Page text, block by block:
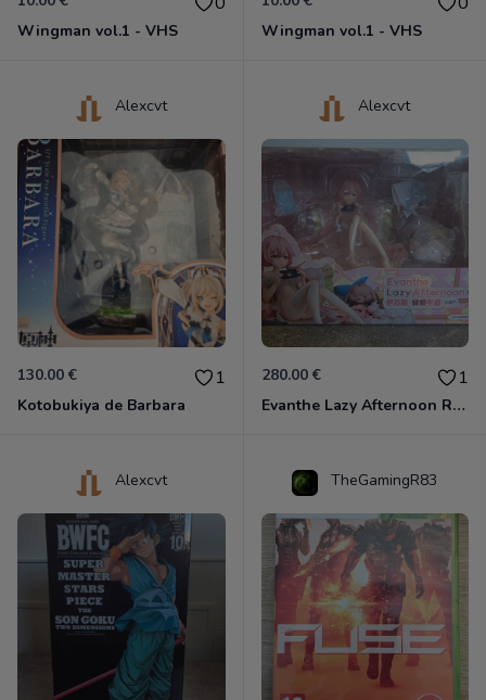
Wingman vol.1 - VHS Wingman vol.1 - VHS
Alexcvt
130.00 € 1
Kotobukiya de Barbara
Alexcvt
280.00 € 1
Evanthe Lazy Afternoon Red Pride of Eden
Alexcvt TheGamingR83